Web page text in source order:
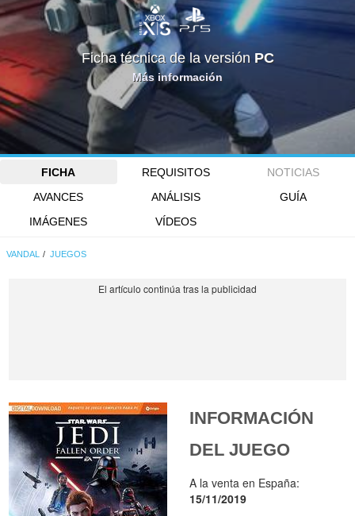
Ficha técnica de la versión PC
Más información
FICHA REQUISITOS
NOTICIAS
AVANCES
ANÁLISIS
GUÍA
IMÁGENES
VÍDEOS
VANDAL JUEGOS
INFORMACIÓN
DEL JUEGO
A la venta en España:
15/11/2019